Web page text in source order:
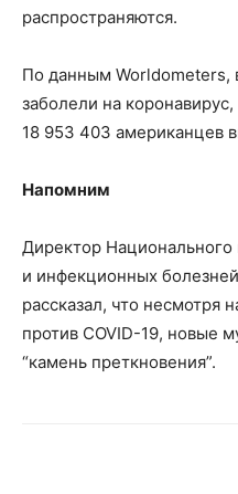
распространяются.
По данным
заболели на
18 953 403 американцев
Напомним
Директор Национального
и инфекционных
рассказал, что несмотря
против COVID-19, новые
“камень преткновения”.